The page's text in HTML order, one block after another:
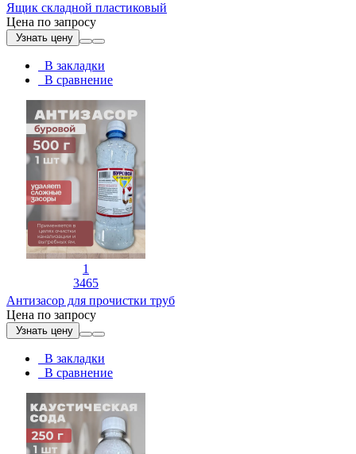
Ящик складной пластиковый
Цена по запросу
Узнать цену
В закладки
В сравнение
1
3465
Антизасор для прочистки труб
Цена по запросу
Узнать цену
В закладки
В сравнение